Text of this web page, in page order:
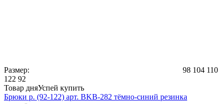
Размер: 98 104 110
122 92
Товар дняУспей купить
Брюки р. (92-122) арт. BKB-282 тёмно-синий резинка